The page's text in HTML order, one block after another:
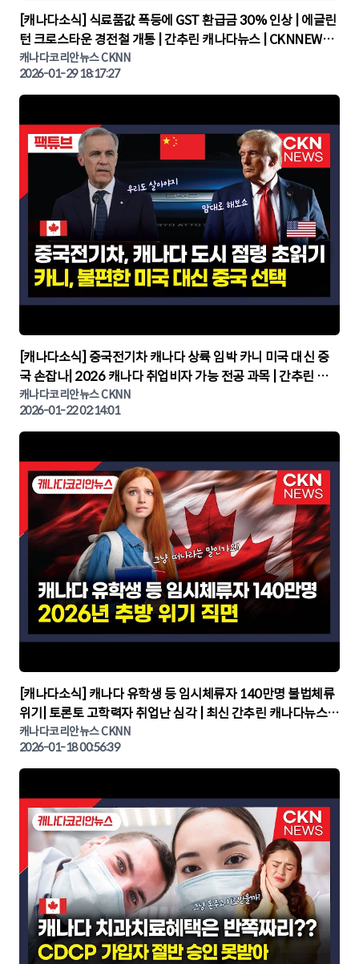
▶
[캐나다소식] 식료품값 폭등에 GST 환급금 30% 인상 | 에글린
턴 크로스타운 경전철 개통 | 간추린 캐나다뉴스 | CKNNEWS,
캐나다코리안뉴스
캐나다코리안뉴스 CKNN
2026-01-29 18:17:27
▶
[캐나다소식] 중국전기차 캐나다 상륙 임박 카니 미국 대신 중
국 손잡나| 2026 캐나다 취업비자 가능 전공 과목 | 간추린 캐
나다뉴스 | CKNNEWS, 캐나다코리안뉴스
캐나다코리안뉴스 CKNN
2026-01-22 02:14:01
▶
[캐나다소식] 캐나다 유학생 등 임시체류자 140만명 불법체류
위기| 토론토 고학력자 취업난 심각 | 최신 간추린 캐나다뉴스 |
CKNNEWS, 캐나다코리안뉴스
캐나다코리안뉴스 CKNN
2026-01-18 00:56:39